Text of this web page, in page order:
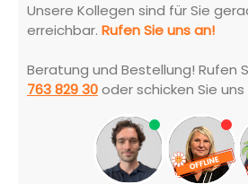
Unsere Kollegen sind für Sie
erreichbar. Rufen Sie uns an!
Beratung und Bestellung! Rufen
763 829 30oder schicken Sie